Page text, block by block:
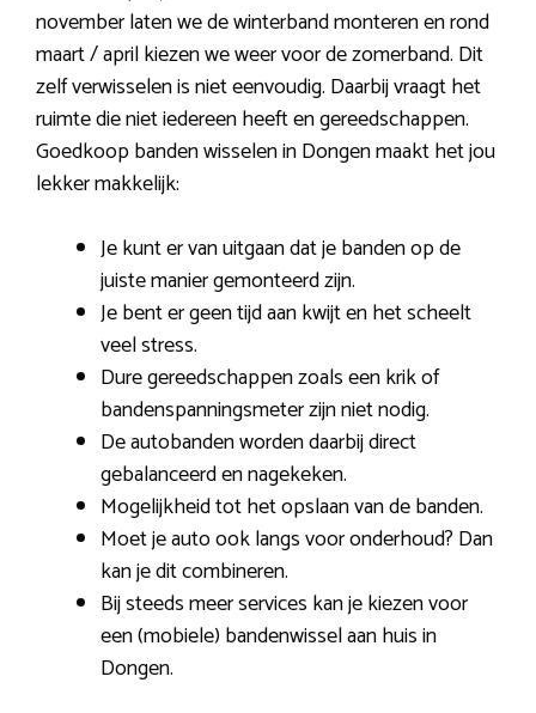
november laten we de winterband monteren en rond
maart / april kiezen we weer voor de zomerband. Dit
zelf verwisselen is niet eenvoudig. Daarbij vraagt het
ruimte die niet iedereen heeft en gereedschappen.
Goedkoop banden wisselen in Dongen maakt het jou
lekker makkelijk:
Je kunt er van uitgaan dat je banden op de
juiste manier gemonteerd zijn.
Je bent er geen tijd aan kwijt en het scheelt
veel stress.
Dure gereedschappen zoals een krik of
bandenspanningsmeter zijn niet nodig.
De autobanden worden daarbij direct
gebalanceerd en nagekeken.
Mogelijkheid tot het opslaan van de banden.
Moet je auto ook langs voor onderhoud? Dan
kan je dit combineren.
Bij steeds meer services kan je kiezen voor
een (mobiele) bandenwissel aan huis in
Dongen.